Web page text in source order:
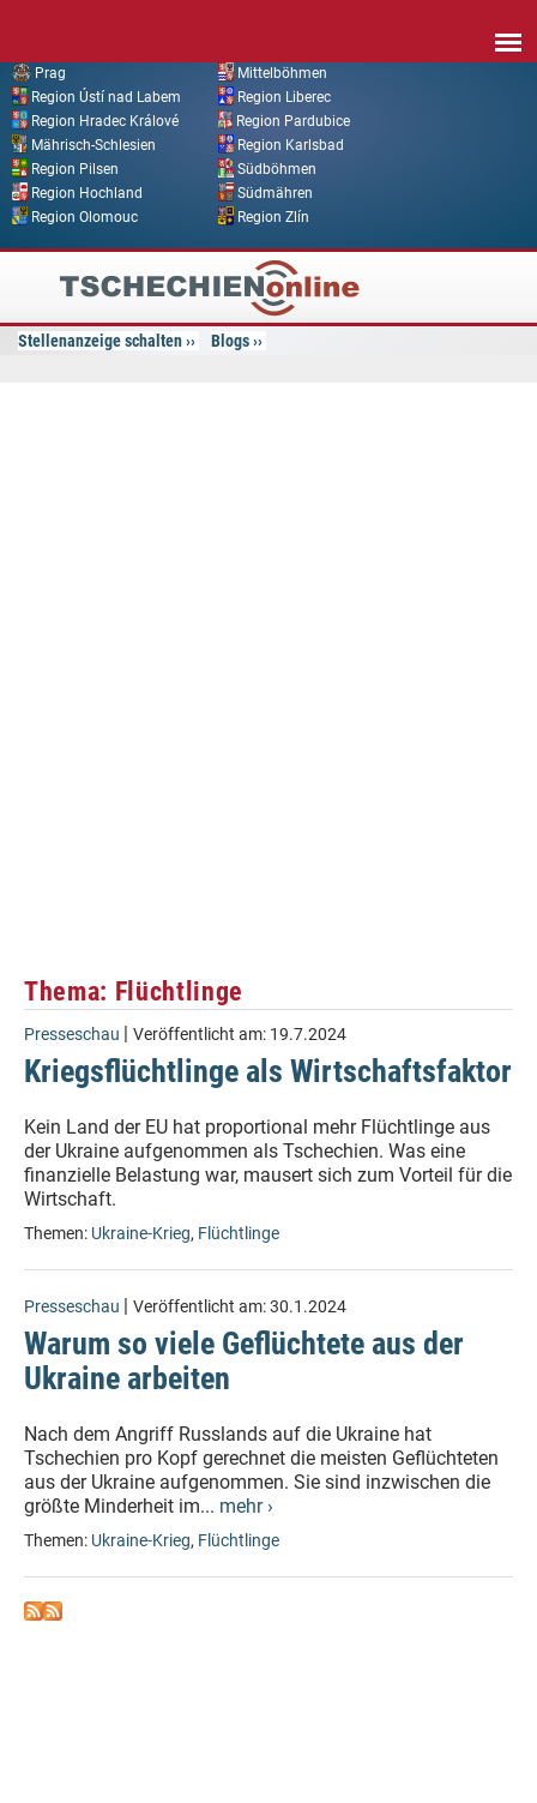
Prag
Mittelböhmen
Region Ústí nad Labem
Region Liberec
Region Hradec Králové
Region Pardubice
Mährisch-Schlesien
Region Karlsbad
Region Pilsen
Südböhmen
Region Hochland
Südmähren
Region Olomouc
Region Zlín
Tschechien
Online
Stellenanzeige schalten Blogs
Thema: Flüchtlinge
Presseschau | Veröffentlicht am: 19.7.2024
Kriegsflüchtlinge als Wirtschaftsfaktor
Kein Land der EU hat proportional mehr Flüchtlinge aus
der Ukraine aufgenommen als Tschechien. Was eine
finanzielle Belastung war, mausert sich zum Vorteil für die
Wirtschaft.
Themen: Ukraine-Krieg, Flüchtlinge
Presseschau | Veröffentlicht am:30.1.2024
Warum so viele Geflüchtete aus der
Ukraine arbeiten
Nach dem Angriff Russlands auf die Ukraine hat
Tschechien pro Kopf gerechnet die meisten Geflüchteten
aus der Ukraine aufgenommen. Sie sind inzwischen die
größte Minderheit im... mehr ›
Themen: Ukraine-Krieg, Flüchtlinge